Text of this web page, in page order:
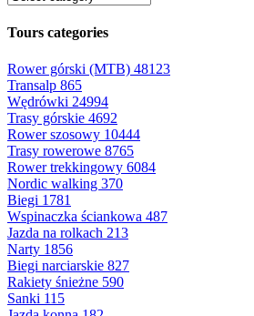
Tours categories
Rower górski (MTB) 48123
Transalp 865
Wędrówki 24994
Trasy górskie 4692
Rower szosowy 10444
Trasy rowerowe 8765
Rower trekkingowy 6084
Nordic walking 370
Biegi 1781
Wspinaczka ściankowa 487
Jazda na rolkach 213
Narty 1856
Biegi narciarskie 827
Rakiety śnieżne 590
Sanki 115